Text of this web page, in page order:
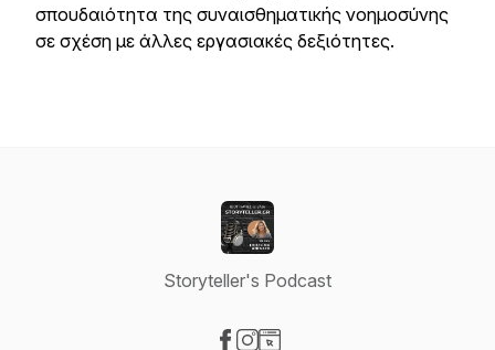
σπουδαιότητα της συναισθηματικής νοημοσύνης
σε σχέση με άλλες εργασιακές δεξιότητες.
Storyteller's Podcast